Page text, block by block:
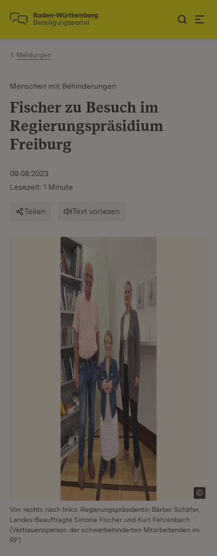
Zum Inhalt springen
Link zur Startseite
Meldungen
Menschen mit Behinderungen
Fischer zu Besuch im
Regierungspräsidium
Freiburg
09.08.2023
Lesezeit: 1 Minute
Teilen Text vorlesen
Von rechts nach links: Regierungspräsidentin Bärbel Schäfer,
Landes-Beauftragte Simone Fischer und Kurt Fehrenbach
(Vertrauensperson der schwerbehinderten Mitarbeitenden im
RP)